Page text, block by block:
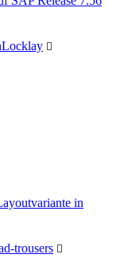
in
trousers